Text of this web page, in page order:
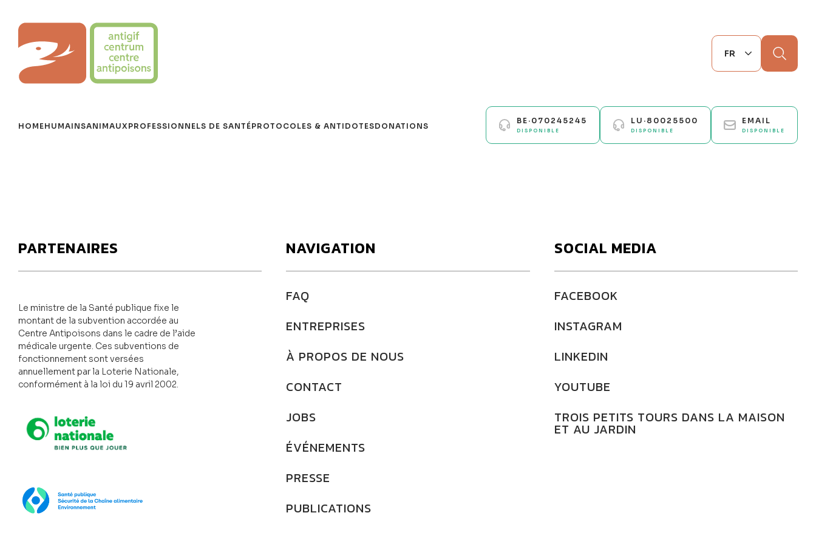
contenu
Centre Antipoisons
Chercher
HOMEHUMAINSANIMAUX PROFESSIONNELS DE SANTÉPROTOCOLES & ANTIDOTESDONATIONS
BE·070245245
DISPONIBLE
LU·80025500
DISPONIBLE
EMAIL
DISPONIBLE
PARTENAIRES
Le ministre de la Santé publique fixe le
montant de la subvention accordée au
Centre Antipoisons dans le cadre de l’aide
médicale urgente. Ces subventions de
fonctionnement sont versées
annuellement par la Loterie Nationale,
conformément à la loi du 19 avril 2002.
Loterie Nationale
NAVIGATION
FAQ
ENTREPRISES
À PROPOS DE NOUS
CONTACT
JOBS
ÉVÉNEMENTS
PRESSE
PUBLICATIONS
SOCIAL MEDIA
FACEBOOK
INSTAGRAM
LINKEDIN
YOUTUBE
TROIS PETITS TOURS DANS LA MAISON
ET AU JARDIN